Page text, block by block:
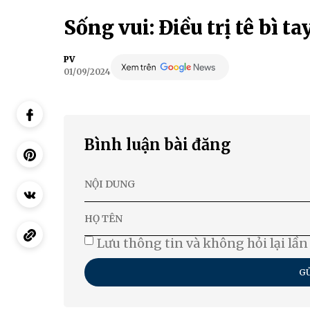
Sống vui: Điều trị tê bì
PV
01/09/2024
Bình luận bài đăng
Lưu thông tin và không hỏi lại lần